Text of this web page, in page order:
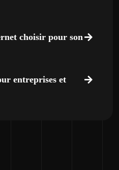
choisir pour son
entreprises et